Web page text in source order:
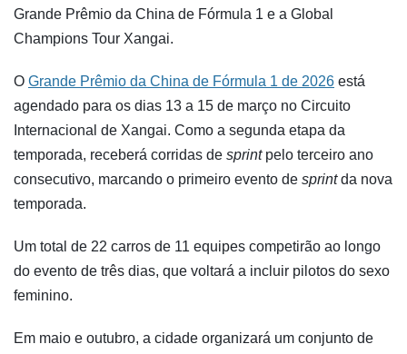
Grande Prêmio da China de Fórmula 1 e a Global
Champions Tour Xangai.
O Grande Prêmio da China de Fórmula 1 de 2026 está
agendado para os dias 13 a 15 de março no Circuito
Internacional de Xangai. Como a segunda etapa da
temporada, receberá corridas de sprintpelo terceiro ano
consecutivo, marcando o primeiro evento de sprintda nova
temporada.
Um total de 22 carros de 11 equipes competirão ao longo
do evento de três dias, que voltará a incluir pilotos do sexo
feminino.
Em maio e outubro, a cidade organizará um conjunto de